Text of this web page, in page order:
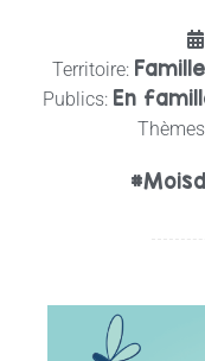
Territoire:
Publics: En